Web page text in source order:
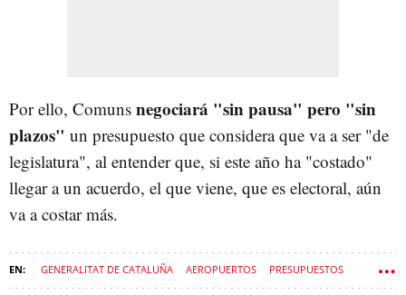
Por ello, Comuns negociará "sin pausa" pero "sin
plazos" un presupuesto que considera que va a ser "de
legislatura", al entender que, si este año ha "costado"
llegar a un acuerdo, el que viene, que es electoral, aún
va a costar más.
GENERALITAT DE CATALUÑA AEROPUERTOS PRESUPUESTOS